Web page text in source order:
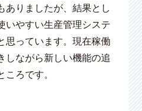
ありましたが、結果とし
いやすい生産管理システ
思っています。現在稼働
しながら新しい機能の追
ろです。